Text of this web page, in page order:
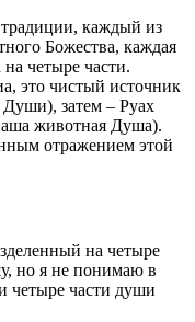
традиции, каждый из
Божества, каждая
четыре части.
это чистый источник
затем – Руах
животная Душа).
отражением этой
на четыре
но я не понимаю в
четыре части души